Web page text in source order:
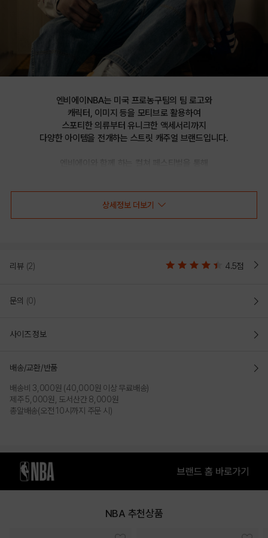
엔비에이NBA는 미국 프로농구팀의 팀 로고와
캐릭터, 이미지 등을 모티브로 활용하여
스포티한 의류부터 유니크한 액세서리까지
다양한 아이템을 전개하는 스트릿 캐주얼 브랜드입니다.
활용하여 수납이 용이한 디자인
- 전체적으로 넉넉한 사이즈로 작업 된 오버핏으로
- 자연스럽게 어깨라인이 드랍되어 스타일리쉬하게 착장 가능
- 카펜더 포켓 디테일과, 로고맨 직자수로 포인트를 줌
COLOR
상세정보 더보기
리뷰 (2) 4.5점
문의 (0)
사이즈 정보
배송/교환/반품
배송비 3,000원 (40,000원 이상 무료배송)
제주 5,000원, 도서산간 8,000원
총알배송(오전 10시까지 주문 시)
NBA 추천상품